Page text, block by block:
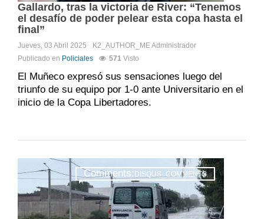
Gallardo, tras la victoria de River: “Tenemos
el desafío de poder pelear esta copa hasta el
final”
Jueves, 03 Abril 2025 K2_AUTHOR_MEAdministrador
Publicado en Policiales 571 Visto
El Muñeco expresó sus sensaciones luego del
triunfo de su equipo por 1-0 ante Universitario en el
inicio de la Copa Libertadores.
Comments: DISQUS_COMMENTS